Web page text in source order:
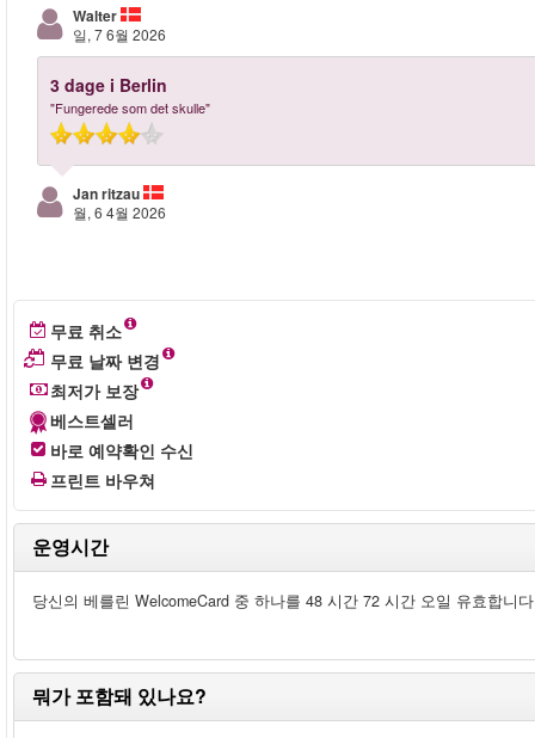
Walter
일, 7 6월 2026
3 dage i Berlin
"Fungerede som det skulle"
Jan ritzau
월, 6 4월 2026
무료 취소
무료 날짜 변경
최저가 보장
베스트셀러
바로 예약확인 수신
프린트 바우쳐
운영시간
당신의 베를린 WelcomeCard 중 하나를 48 시간 72 시간 오일 유효합니
뭐가 포함돼 있나요?